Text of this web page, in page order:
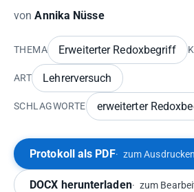
vonAnnika Nüsse
THEMA Erweiterter Redoxbegriff
ART Lehrerversuch
SCHLAGWORTE erweiterter
Protokoll als PDF zum Ausdrucken
DOCX herunterladen zum